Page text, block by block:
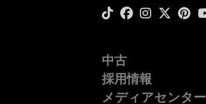
中古
採用情報
メディアセンター